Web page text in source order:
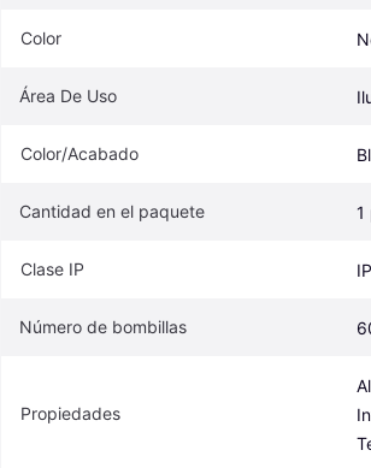
Color
Área De Uso
Color/Acabado
Cantidad en el paquete 1
Clase IP
Número de bombillas
Propiedades